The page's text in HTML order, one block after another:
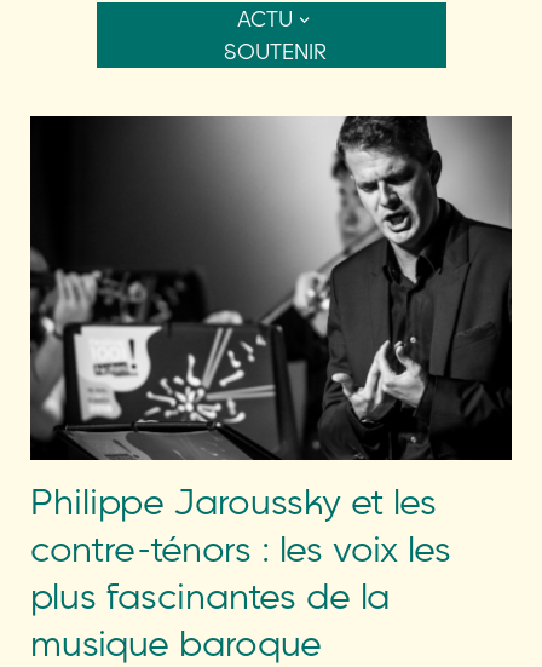
ACTU
SOUTENIR
Philippe Jaroussky et les
contre-ténors : les voix les
plus fascinantes de la
musique baroque